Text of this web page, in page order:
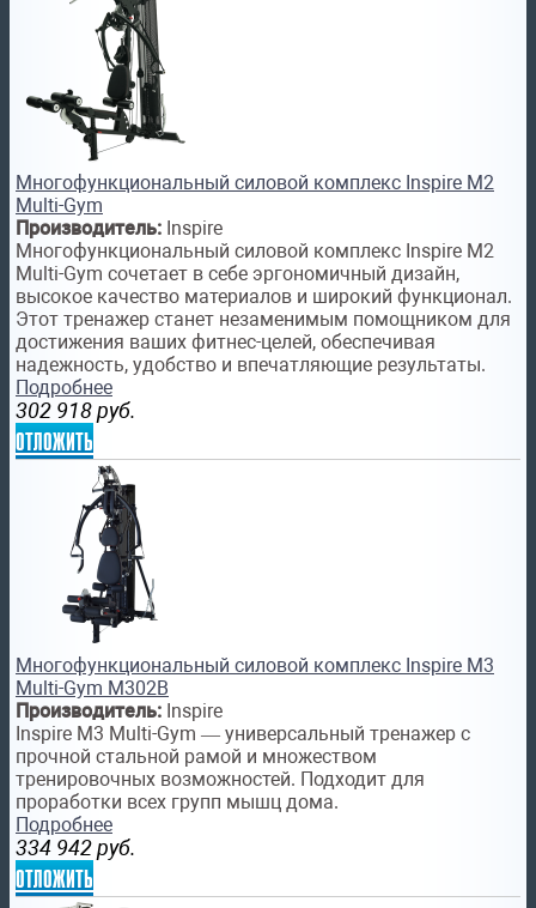
Многофункциональный силовой комплекс Inspire M2
Multi-Gym
Производитель: Inspire
Многофункциональный силовой комплекс Inspire M2
Multi-Gym сочетает в себе эргономичный дизайн,
высокое качество материалов и широкий функционал.
Этот тренажер станет незаменимым помощником для
достижения ваших фитнес-целей, обеспечивая
надежность, удобство и впечатляющие результаты.
Подробнее
302 918 руб.
отложить
Многофункциональный силовой комплекс Inspire M3
Multi-Gym M302B
Производитель: Inspire
Inspire M3 Multi-Gym — универсальный тренажер с
прочной стальной рамой и множеством
тренировочных возможностей. Подходит для
проработки всех групп мышц дома.
Подробнее
334 942 руб.
отложить